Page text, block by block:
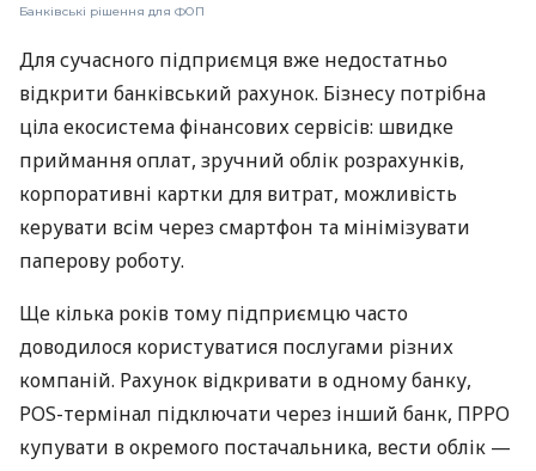
Банківські рішення для ФОП
Для сучасного підприємця вже недостатньо
відкрити банківський рахунок. Бізнесу потрібна
ціла екосистема фінансових сервісів: швидке
приймання оплат, зручний облік розрахунків,
корпоративні картки для витрат, можливість
керувати всім через смартфон та мінімізувати
паперову роботу.
Ще кілька років тому підприємцю часто
доводилося користуватися послугами різних
компаній. Рахунок відкривати в одному банку,
POS-термінал підключати через інший банк, ПРРО
купувати в окремого постачальника, вести облік —